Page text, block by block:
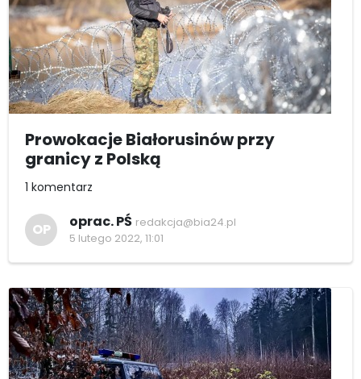
Prowokacje Białorusinów przy
granicy z Polską
1 komentarz
OP oprac. PŚ redakcja@bia24.pl
5 lutego 2022, 11:01